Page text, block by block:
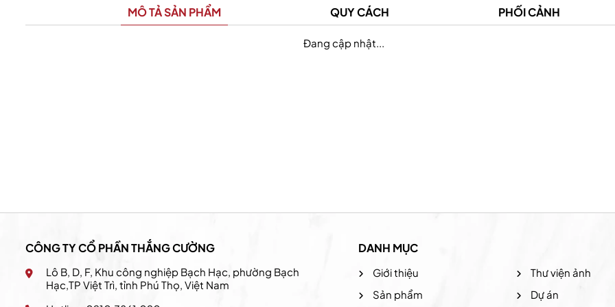
MÔ TẢ SẢN PHẨM QUY CÁCH PHỐI CẢNH
Đang cập nhật...
CÔNG TY CỔ PHẦN THẮNG CƯỜNG
Lô B, D, F, Khu công nghiệp Bạch Hạc, phường Bạch
Hạc,TP Việt Trì, tỉnh Phú Thọ, Việt Nam
DANH MỤC
Giới thiệu
Sản phẩm
Thư viện ảnh
Dự án